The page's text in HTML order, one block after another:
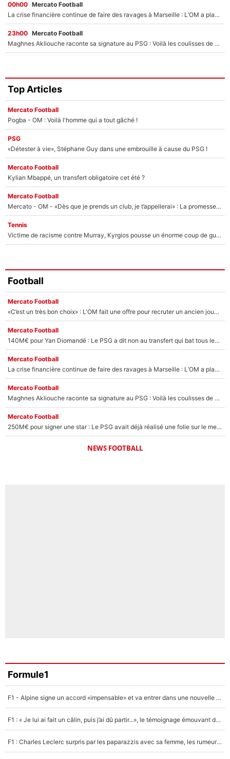
00h00 Mercato Football
La crise financière continue de faire des ravages à Marseille : L’OM a placé 12 joueurs sur le marché des transferts… et ça pourrait lui rapporter près de 100M€ !
23h00 Mercato Football
Maghnes Akliouche raconte sa signature au PSG : Voilà les coulisses de son transfert de rêve à 50M€
Top Articles
Mercato Football
Pogba - OM : Voilà l'homme qui a tout gâché !
PSG
«Détester à vie», Stéphane Guy dans une embrouille à cause du PSG !
Mercato Football
Kylian Mbappé, un transfert obligatoire cet été ?
Mercato Football
Mercato - OM - «Dès que je prends un club, je t’appellerai» : La promesse de Marcelino au moment de claquer la porte
Tennis
Victime de racisme contre Murray, Kyrgios pousse un énorme coup de gueule !
Football
Mercato Football
«C’est un très bon choix» : L'OM fait une offre pour recruter un ancien joueur du PSG... et c'est validé dans l'After Foot !
Mercato Football
140M€ pour Yan Diomandé : Le PSG a dit non au transfert qui bat tous les records sur le mercato
Mercato Football
La crise financière continue de faire des ravages à Marseille : L’OM a placé 12 joueurs sur le marché des transferts… et ça pourrait lui rapporter près de 100M€ !
Mercato Football
Maghnes Akliouche raconte sa signature au PSG : Voilà les coulisses de son transfert de rêve à 50M€
Mercato Football
250M€ pour signer une star : Le PSG avait déjà réalisé une folie sur le mercato bien avant Neymar !
NEWS FOOTBALL
Formule1
F1 - Alpine signe un accord «impensable» et va entrer dans une nouvelle dimension : Grande nouvelle pour Pierre Gasly !
F1 : « Je lui ai fait un câlin, puis j’ai dû partir...», le témoignage émouvant de Max Verstappen sur sa fille
F1 : Charles Leclerc surpris par les paparazzis avec sa femme, les rumeurs étaient vraies !